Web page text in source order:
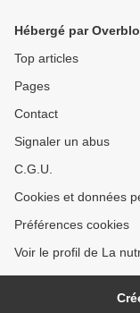
Hébergé par
Top articles
Pages
Contact
Signaler un abus
C.G.U.
Cookies et données
Préférences cookies
Voir le profil de La